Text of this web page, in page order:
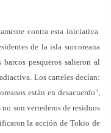
contra esta iniciativa.
de la isla surcoreana
pesqueros salieron al
Los carteles decían:
están en desacuerdo",
son vertederos de residuos
la acción de Tokio de